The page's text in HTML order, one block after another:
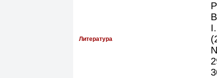
Литература